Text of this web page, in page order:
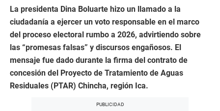
La presidenta Dina Boluarte hizo un llamado a la
ciudadanía a ejercer un voto responsable en el marco
del proceso electoral rumbo a 2026, advirtiendo sobre
las “promesas falsas” y discursos engañosos. El
mensaje fue dado durante la firma del contrato de
concesión del Proyecto de Tratamiento de Aguas
Residuales (PTAR) Chincha, región Ica.